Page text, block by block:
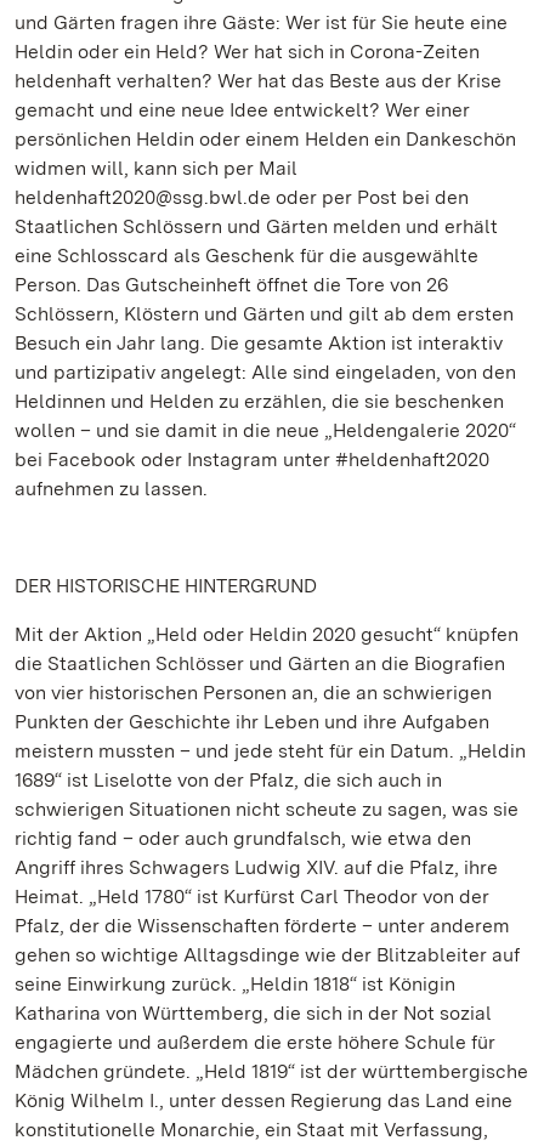
und Gärten fragen ihre Gäste: Wer ist für Sie heute eine
Heldin oder ein Held? Wer hat sich in Corona-Zeiten
heldenhaft verhalten? Wer hat das Beste aus der Krise
gemacht und eine neue Idee entwickelt? Wer einer
persönlichen Heldin oder einem Helden ein Dankeschön
widmen will, kann sich per Mail
heldenhaft2020@ssg.bwl.de oder per Post bei den
Staatlichen Schlössern und Gärten melden und erhält
eine Schlosscard als Geschenk für die ausgewählte
Person. Das Gutscheinheft öffnet die Tore von 26
Schlössern, Klöstern und Gärten und gilt ab dem ersten
Besuch ein Jahr lang. Die gesamte Aktion ist interaktiv
und partizipativ angelegt: Alle sind eingeladen, von den
Heldinnen und Helden zu erzählen, die sie beschenken
wollen – und sie damit in die neue „Heldengalerie 2020“
bei Facebook oder Instagram unter #heldenhaft2020
aufnehmen zu lassen.
DER HISTORISCHE HINTERGRUND
Mit der Aktion „Held oder Heldin 2020 gesucht“ knüpfen
die Staatlichen Schlösser und Gärten an die Biografien
von vier historischen Personen an, die an schwierigen
Punkten der Geschichte ihr Leben und ihre Aufgaben
meistern mussten – und jede steht für ein Datum. „Heldin
1689“ ist Liselotte von der Pfalz, die sich auch in
schwierigen Situationen nicht scheute zu sagen, was sie
richtig fand – oder auch grundfalsch, wie etwa den
Angriff ihres Schwagers Ludwig XIV. auf die Pfalz, ihre
Heimat. „Held 1780“ ist Kurfürst Carl Theodor von der
Pfalz, der die Wissenschaften förderte – unter anderem
gehen so wichtige Alltagsdinge wie der Blitzableiter auf
seine Einwirkung zurück. „Heldin 1818“ ist Königin
Katharina von Württemberg, die sich in der Not sozial
engagierte und außerdem die erste höhere Schule für
Mädchen gründete. „Held 1819“ ist der württembergische
König Wilhelm I., unter dessen Regierung das Land eine
konstitutionelle Monarchie, ein Staat mit Verfassung,